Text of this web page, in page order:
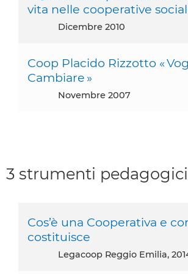
vita nelle cooperative
dicembre 2010
Coop Placido Rizzotto «
Cambiare »
novembre 2007
3 strumenti pedagogici
Cos’è una Cooperativa e
costituisce
Legacoop Reggio Emilia,